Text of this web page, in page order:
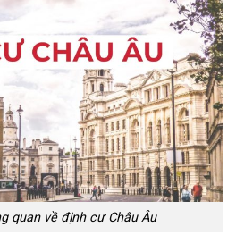
quan về định cư Châu Âu